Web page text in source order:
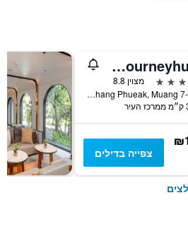
ibis Chiang Mai Nimman Journeyhub
מצוין 8.8
7-17 Moo 2, Huay Kaew Road Chang Phueak, Muang, צ'אנג מאי, תאילנד
צפייה בדילים